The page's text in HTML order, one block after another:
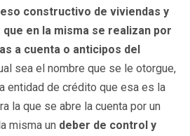
constructivo de viviendas y
en la misma se realizan por
a cuenta o anticipos del
sea el nombre que se le otorgue,
entidad de crédito que esa es la
la que se abre la cuenta por un
misma un deber de control y